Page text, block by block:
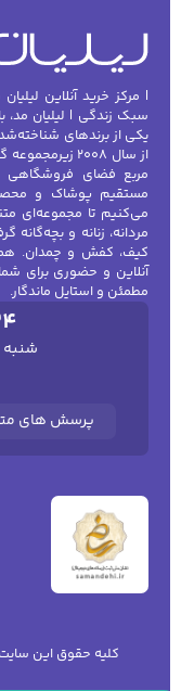
| مرکز خرید آنلاین
یکی از برندهای
مربع فضای
مستقیم پوشاک و
می‌کنیم تا مجموعه‌ای
مردانه، زنانه و
کیف، کفش و چمدان.
آنلاین و حضوری برای
مطمئن و استایل ماندگار.
شنبه تا
پرسش های
کلیه حقوق این